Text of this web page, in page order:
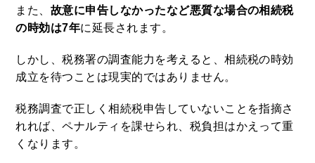
税務署と手続き
税理士に相談
節税と疑問
不動産の相続税
また、 故意に申告しなかったなど悪質な場合の相続税
の時効は7年に延長されます。
しかし、税務署の調査能力を考えると、相続税の時効
成立を待つことは現実的ではありません。
税務調査で正しく相続税申告していないことを指摘さ
れれば、ペナルティを課せられ、税負担はかえって重
くなります。